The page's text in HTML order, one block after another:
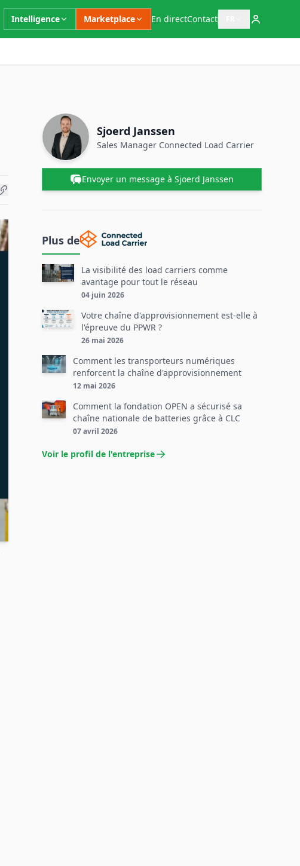
Intelligence Marketplace En directContact Ouvrir le sélecteur
Informations complémentaires
Personne à contacter
Nom
Sjoerd Janssen
Poste
Sales Manager Connected Load Carrier
Envoyer un message à Sjoerd Janssen
Plus de
La visibilité des load carriers comme
avantage pour tout le réseau
04 juin 2026
Votre chaîne d'approvisionnement est-elle à
l'épreuve du PPWR ?
26 mai 2026
Comment les transporteurs numériques
renforcent la chaîne d'approvisionnement
12 mai 2026
Comment la fondation OPEN a sécurisé sa
chaîne nationale de batteries grâce à CLC
07 avril 2026
Voir le profil de l'entreprise